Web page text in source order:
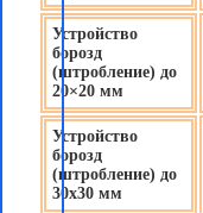
Устройство
борозд
(штробление) до
20×20 мм
Устройство
борозд
(штробление) до
30х30 мм